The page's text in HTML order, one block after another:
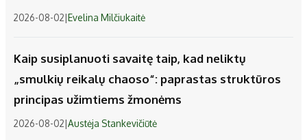
2026-08-02|Evelina Milčiukaitė
Kaip susiplanuoti savaitę taip, kad neliktų
„smulkių reikalų chaoso“: paprastas struktūros
principas užimtiems žmonėms
2026-08-02|Austėja Stankevičiūtė